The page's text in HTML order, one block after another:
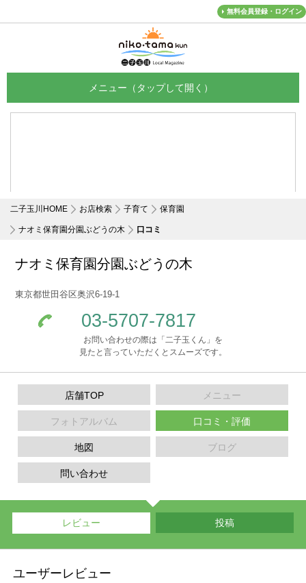
無料会員登録・ログイン
二子玉川HOME お店検索 子育て 保育園
ナオミ保育園分園ぶどうの木 口コミ
ナオミ保育園分園ぶどうの木
東京都世田谷区奥沢6-19-1
03-5707-7817
お問い合わせの際は「二子玉くん」を
見たと言っていただくとスムーズです。
店舗TOP メニュー
フォトアルバム 口コミ・評価
地図 ブログ
問い合わせ
レビュー 投稿
ユーザーレビュー
メニュー